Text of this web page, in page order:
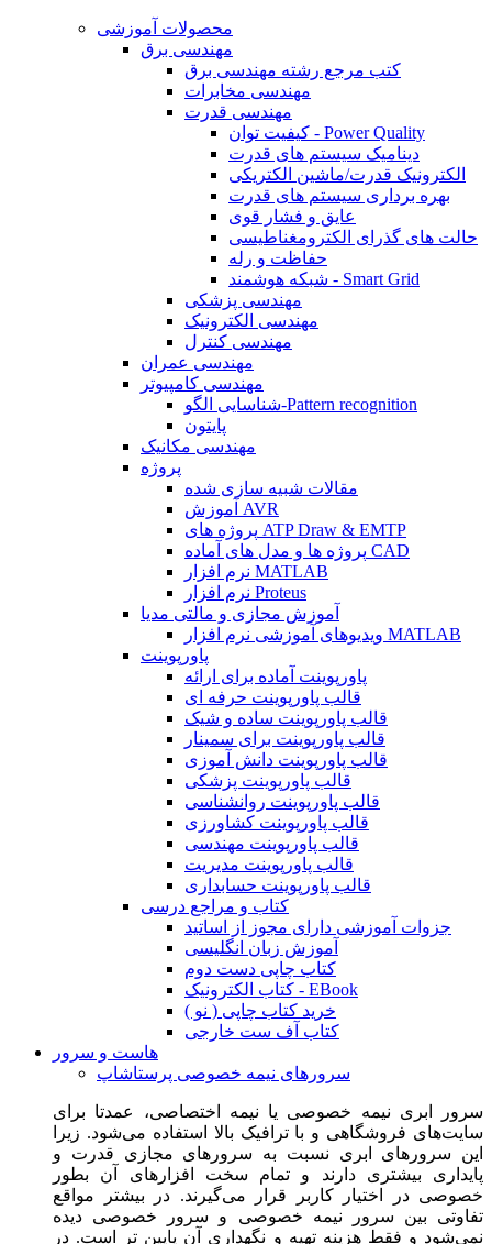
محصولات آموزشی
مهندسی برق
کتب مرجع رشته مهندسی برق
مهندسی مخابرات
مهندسی قدرت
کیفیت توان - Power Quality
دینامیک سیستم های قدرت
الکترونیک قدرت/ماشین الکتریکی
بهره برداری سیستم های قدرت
عایق و فشار قوی
حالت های گذرای الکترومغناطیسی
حفاظت و رله
شبکه هوشمند - Smart Grid
مهندسی پزشکی
مهندسی الکترونیک
مهندسی کنترل
مهندسی عمران
مهندسی کامپیوتر
شناسایی الگو-Pattern recognition
پایتون
مهندسی مکانیک
پروژه
مقالات شبیه سازی شده
آموزش AVR
پروژه های ATP Draw & EMTP
پروژه ها و مدل های آماده CAD
نرم افزار MATLAB
نرم افزار Proteus
آموزش مجازی و مالتی مدیا
ویدیوهای آموزشی نرم افزار MATLAB
پاورپوینت
پاورپوینت آماده برای ارائه
قالب پاورپوینت حرفه ای
قالب پاورپوینت ساده و شیک
قالب پاورپوینت برای سمینار
قالب پاورپوینت دانش آموزی
قالب پاورپوینت پزشکی
قالب پاورپوینت روانشناسی
قالب پاورپوینت کشاورزی
قالب پاورپوینت مهندسی
قالب پاورپوینت مدیریت
قالب پاورپوینت حسابداری
کتاب و مراجع درسی
جزوات آموزشی دارای مجوز از اساتید
آموزش زبان انگلیسی
کتاب چاپی دست دوم
کتاب الکترونیک - EBook
خرید کتاب چاپی ( نو )
کتاب آف ست خارجی
هاست و سرور
سرورهای نیمه خصوصی پرستاشاپ
سرور ابری نیمه خصوصی یا نیمه اختصاصی، عمدتا برای
سایت‌های فروشگاهی و با ترافیک بالا استفاده می‌شود. زیرا
این سرورهای ابری نسبت به سرورهای مجازی قدرت و
پایداری بیشتری دارند و تمام سخت افزارهای آن بطور
خصوصی در اختیار کاربر قرار می‌گیرند. در بیشتر مواقع
تفاوتی بین سرور نیمه خصوصی و سرور خصوصی دیده
نمی‌شود و فقط هزینه تهیه و نگهداری آن پایین تر است. در